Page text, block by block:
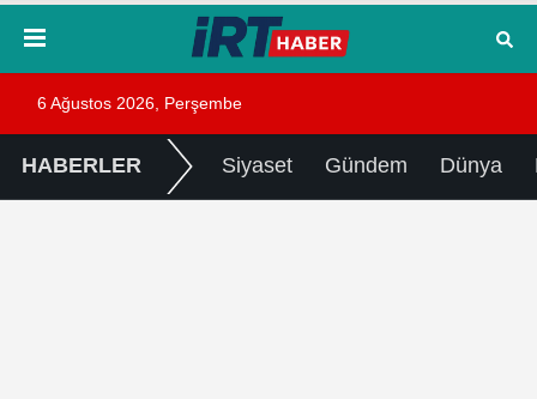
6 Ağustos 2026, Perşembe
HABERLER Siyaset Gündem Dünya